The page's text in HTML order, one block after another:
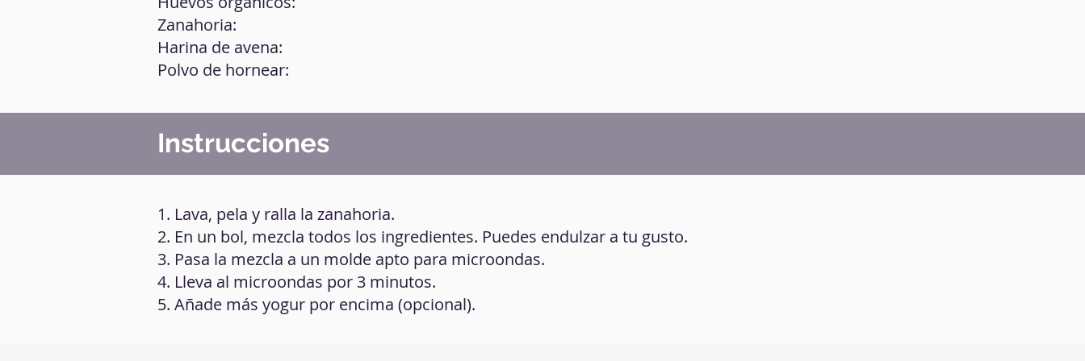
Zanahoria:
Harina de avena:
Polvo de hornear:
Instrucciones
1. Lava, pela y ralla la zanahoria.
2. En un bol, mezcla todos los ingredientes. Puedes endulzar a tu gusto.
3. Pasa la mezcla a un molde apto para microondas.
4. Lleva al microondas por 3 minutos.
5. Añade más yogur por encima (opcional).